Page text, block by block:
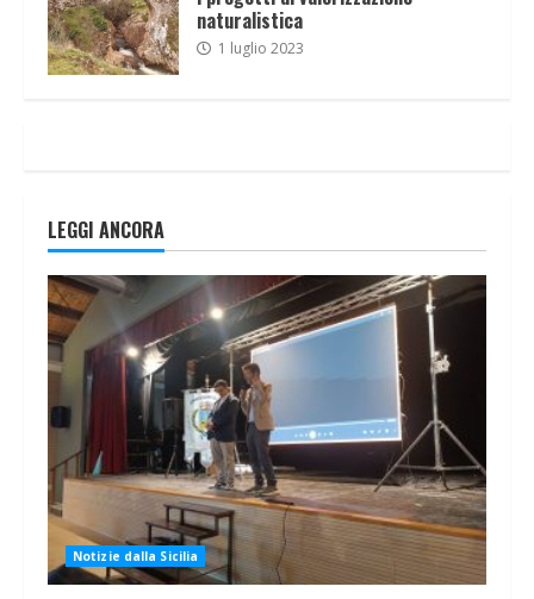
naturalistica
1 luglio 2023
LEGGI ANCORA
Notizie dalla Sicilia